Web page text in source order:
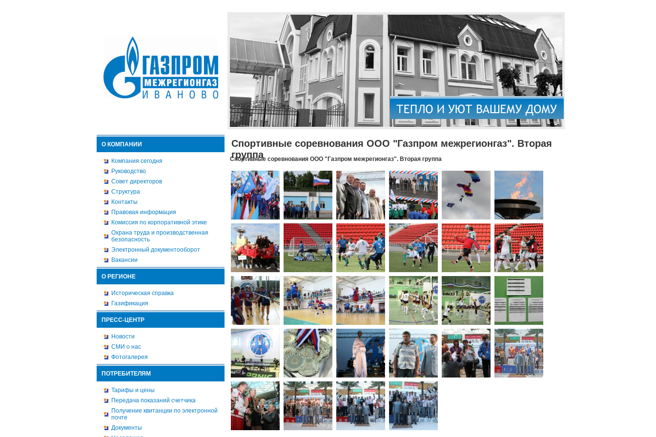
О КОМПАНИИ
Компания сегодня
Руководство
Совет директоров
Структура
Контакты
Правовая информация
Комиссия по корпоративной этике
Охрана труда и производственная
безопасность
Электронный документооборот
Вакансии
О РЕГИОНЕ
Историческая справка
Газификация
ПРЕСС-ЦЕНТР
Новости
СМИ о нас
Фотогалерея
ПОТРЕБИТЕЛЯМ
Тарифы и цены
Передача показаний счетчика
Получение квитанции по электронной
почте
Документы
Спортивные соревнования ООО "Газпром межрегионгаз". Вторая
группа
Спортивные соревнования ООО "Газпром межрегионгаз". Вторая группа